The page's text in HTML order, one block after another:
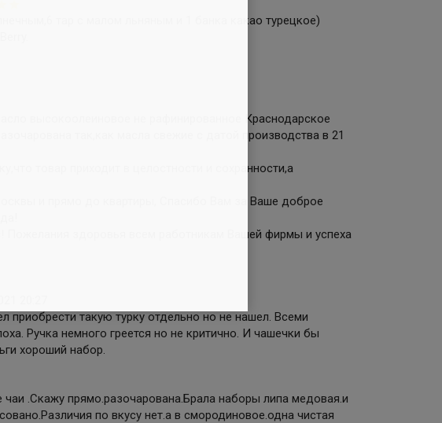
тар с малом льняным и 1 банка какао турецкое)
высокоолеиновое не рафинированное Краснодарское
так,как масла свежие с датой производства в 21
товар приходит в целостности и сохранности,а
и прямо до квартиры, Спасибо Вам за Ваше доброе
здоровья всем работникам Вашей фирмы и успеха
такую турку отдельно но не нашел. Всеми
Ручка немного греется но не критично. И чашечки бы
хороший набор.
.Скажу прямо.разочарована.Брала наборы липа медовая.и
по вкусу нет.а в смородиновое.одна чистая